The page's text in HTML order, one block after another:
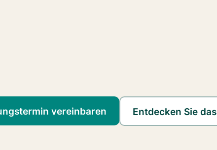
vereinbaren Entdecken Sie